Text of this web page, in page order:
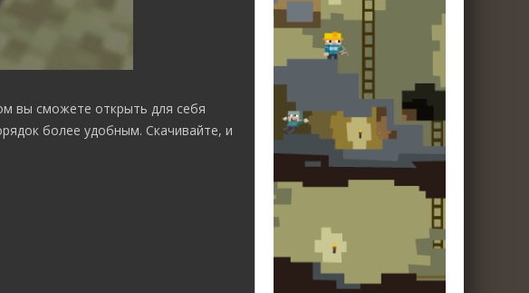
вы сможете открыть для себя
более удобным. Скачивайте, и